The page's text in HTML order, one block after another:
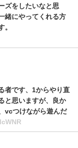
ズをしたいなと思
緒にやってくれる方
。
者です、1からやり直
と思いますが、良か
vcつけながら遊んだ